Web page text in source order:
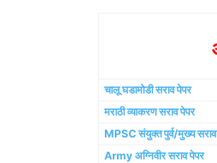
चालू घडामोडी सराव पेपर
मराठी व्याकरण सराव पेपर
MPSC संयुक्त पुर्व/मुख्य
Army अग्निवीर सराव पेपर